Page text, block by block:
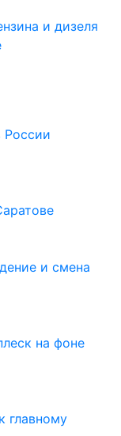
и дизеля
России
и смена
на фоне
главному